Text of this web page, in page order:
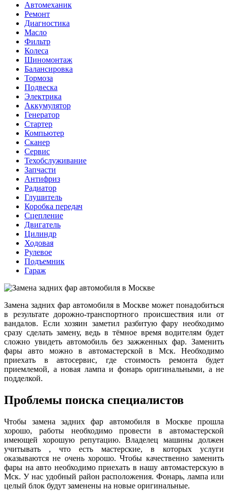
Автомеханик
Ремонт
Диагностика
Масло
Фильтр
Колеса
Шиномонтаж
Балансировка
Тормоза
Подвеска
Электрика
Аккумулятор
Генератор
Стартер
Компьютер
Сканер
Сервис
Техобслуживание
Запчасти
Антифриз
Радиатор
Глушитель
Коробка передач
Сцепление
Двигатель
Цилиндр
Ходовая
Рулевое
Подъемник
Гараж
Замена задних фар автомобиля в Москве может понадобиться
в результате дорожно-транспортного происшествия или от
вандалов. Если хозяин заметил разбитую фару необходимо
сразу сделать замену, ведь в тёмное время водителям будет
сложно увидеть автомобиль без зажженных фар. Заменить
фары авто можно в автомастерской в Мск. Необходимо
приехать в автосервис, где стоимость ремонта будет
приемлемой, а новая лампа и фонарь оригинальными, а не
подделкой.
Проблемы поиска специалистов
Чтобы замена задних фар автомобиля в Москве прошла
хорошо, работы необходимо провести в автомастерской
имеющей хорошую репутацию. Владелец машины должен
учитывать , что есть мастерские, в которых услуги
оказываются не очень хорошо. Чтобы качественно заменить
фары на авто необходимо приехать в нашу автомастерскую в
Мск. У нас удобный район расположения. Фонарь, лампа или
целый блок будут заменены на новые оригинальные.